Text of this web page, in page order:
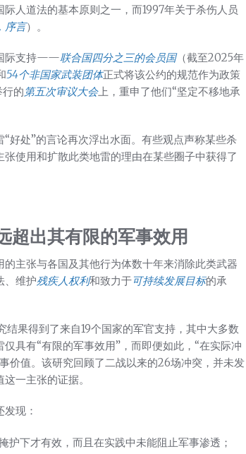
人道法的基本原则之一，而1997年关于杀伤人员
序言）。
国际支持——联合国四分之三的会员国（截至2025年
54个非国家武装团体正式将该公约的规范作为政策
的第五次审议大会上，重申了他们“坚定不移地承
好处”的言论再次浮出水面。有些观点声称某些杀
使用和扩散此类地雷的理由在某些圈子中获得了
超出其有限的军事效用
主张与各国及其他行为体数十年来消除此类武器
、维护残疾人权利和致力于可持续发展目标的承
结果得到了来自19个国家的军官支持，其中大多数
具有“有限的军事效用”，而即便如此，“在实际冲
价值。该研究回顾了二战以来的26场冲突，并未发
一主张的证据。
现：
下才有效，而且在实践中未能阻止军事渗透；